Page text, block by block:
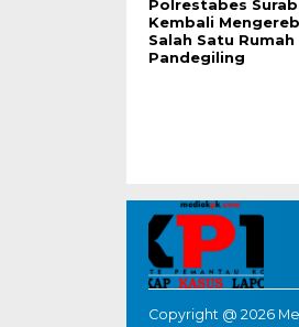
Polrestabes
Kembali
Salah Satu Rumah
Pandegiling
Copyright @ 2026